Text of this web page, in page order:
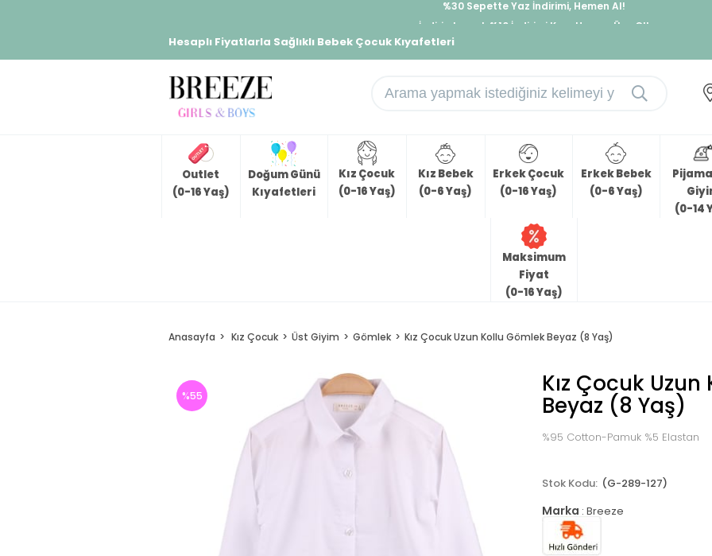
İndirimlere ek %10 İndirimi Kap, Hemen Üye Ol!
Hesaplı Fiyatlarla Sağlıklı Bebek Çocuk Kıyafetleri
Outlet
(0-16 Yaş)
Doğum Günü
Kıyafetleri
Kız Çocuk
(0-16 Yaş)
Kız Bebek
(0-6 Yaş)
Erkek Çocuk
(0-16 Yaş)
Erkek Bebek
(0-6 Yaş)
(0-14
Maksimum
Fiyat
(0-16 Yaş)
Anasayfa Kız Çocuk Üst Giyim Gömlek Kız Çocuk Uzun Kollu Gömlek Beyaz (8 Yaş)
%55 Kız Çocuk
Beyaz (8 Yaş)
%95 Cotton-Pamuk %5 Elastan
(G-289-127)
Marka : Breeze